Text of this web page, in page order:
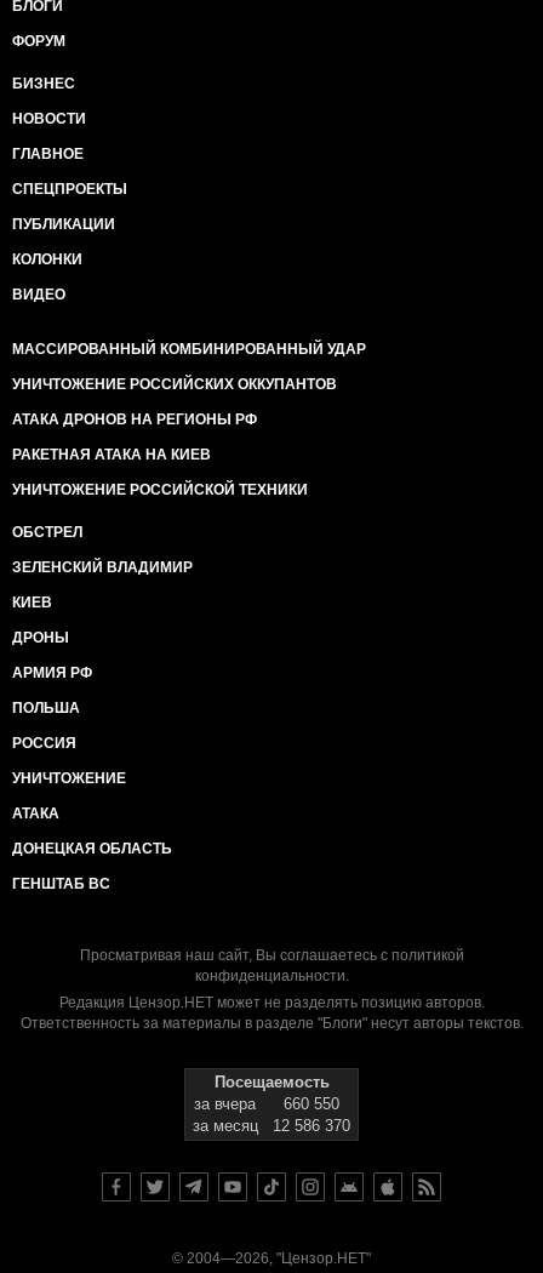
БЛОГИ
ФОРУМ
БИЗНЕС
НОВОСТИ
ГЛАВНОЕ
СПЕЦПРОЕКТЫ
ПУБЛИКАЦИИ
КОЛОНКИ
ВИДЕО
МАССИРОВАННЫЙ КОМБИНИРОВАННЫЙ УДАР
УНИЧТОЖЕНИЕ РОССИЙСКИХ ОККУПАНТОВ
АТАКА ДРОНОВ НА РЕГИОНЫ РФ
РАКЕТНАЯ АТАКА НА КИЕВ
УНИЧТОЖЕНИЕ РОССИЙСКОЙ ТЕХНИКИ
ОБСТРЕЛ
ЗЕЛЕНСКИЙ ВЛАДИМИР
КИЕВ
ДРОНЫ
АРМИЯ РФ
ПОЛЬША
РОССИЯ
УНИЧТОЖЕНИЕ
АТАКА
ДОНЕЦКАЯ ОБЛАСТЬ
ГЕНШТАБ ВС
Просматривая наш сайт, Вы соглашаетесь с политикой
конфиденциальности.
Редакция Цензор.НЕТ может не разделять позицию авторов.
Ответственность за материалы в разделе "Блоги" несут авторы текстов.
Посещаемость
за вчера
660 550
за месяц
12 586 370
© 2004—2026, "Цензор.НЕТ"